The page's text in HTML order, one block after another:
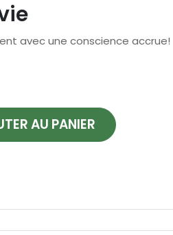
avec une conscience accrue!
AU PANIER